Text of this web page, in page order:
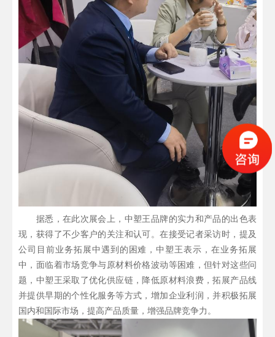
据悉，在此次展会上，中塑王品牌的实力和产品的出色表
现，获得了不少客户的关注和认可。在接受记者采访时，提及
公司目前业务拓展中遇到的困难，中塑王表示，在业务拓展
中，面临着市场竞争与原材料价格波动等困难，但针对这些问
题，中塑王采取了优化供应链，降低原材料浪费，拓展产品线
并提供早期的个性化服务等方式，增加企业利润，并积极拓展
国内和国际市场，提高产品质量，增强品牌竞争力。